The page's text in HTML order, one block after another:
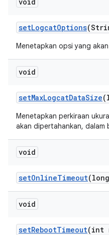
setLogcatOptions
Menetapkan opsi yang
void
setMaxLogcatDataSize
Menetapkan perkiraan
akan dipertahankan, dalam
void
setOnlineTimeout
void
setRebootTimeout(int